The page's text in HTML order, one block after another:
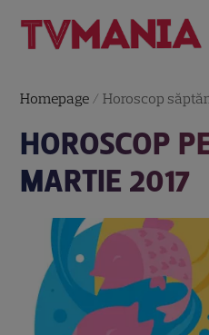
Homepage /Horoscop
HOROSCOP
MARTIE 2017